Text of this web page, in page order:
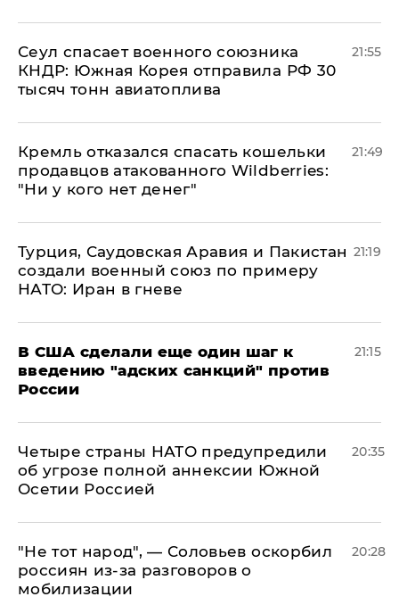
​Сеул спасает военного союзника
КНДР: Южная Корея отправила РФ 30
тысяч тонн авиатоплива
21:55
Кремль отказался спасать кошельки
продавцов атакованного Wildberries:
"Ни у кого нет денег"
21:49
Турция, Саудовская Аравия и Пакистан
создали военный союз по примеру
НАТО: Иран в гневе
21:19
В США сделали еще один шаг к
введению "адских санкций" против
России
21:15
Четыре страны НАТО предупредили
об угрозе полной аннексии Южной
Осетии Россией
20:35
​"Не тот народ", — Соловьев оскорбил
россиян из-за разговоров о
мобилизации
20:28